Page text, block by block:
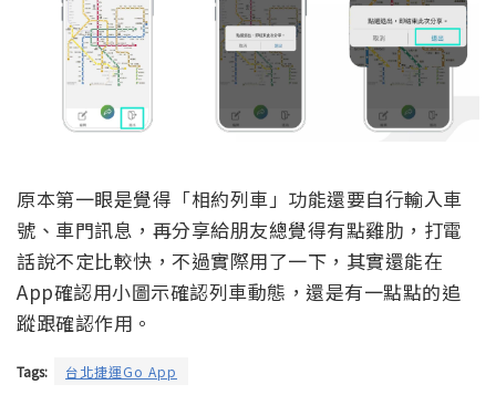
原本第一眼是覺得「相約列車」功能還要自行輸入車
號、車門訊息，再分享給朋友總覺得有點雞肋，打電
話說不定比較快，不過實際用了一下，其實還能在
App確認用小圖示確認列車動態，還是有一點點的追
蹤跟確認作用。
Tags: 台北捷運Go App